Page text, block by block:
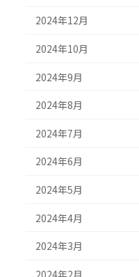
2024年12月
2024年10月
2024年9月
2024年8月
2024年7月
2024年6月
2024年5月
2024年4月
2024年3月
2024年2月